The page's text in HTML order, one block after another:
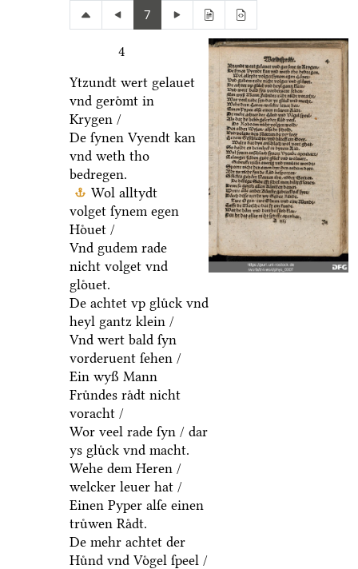
7
4
Ytzundt wert gelauet
vnd geroͤmt in
Krygen /
De ſynen Vyendt kan
vnd weth tho
bedregen.
Wol alltydt
volget ſynem egen
Hoͤuet /
Vnd gudem rade
nicht volget vnd
gloͤuet.
De achtet vp gluͤck vnd
heyl gantz klein /
Vnd wert bald ſyn
vorderuent ſehen /
Ein wyß Mann
Fruͤndes raͤdt nicht
voracht /
Wor veel rade ſyn / dar
ys gluͤck vnd macht.
Wehe dem Heren /
welcker leuer hat /
Einen Pyper alſe einen
truͤwen Raͤdt.
De mehr achtet der
Huͤnd vnd Voͤgel ſpeel /